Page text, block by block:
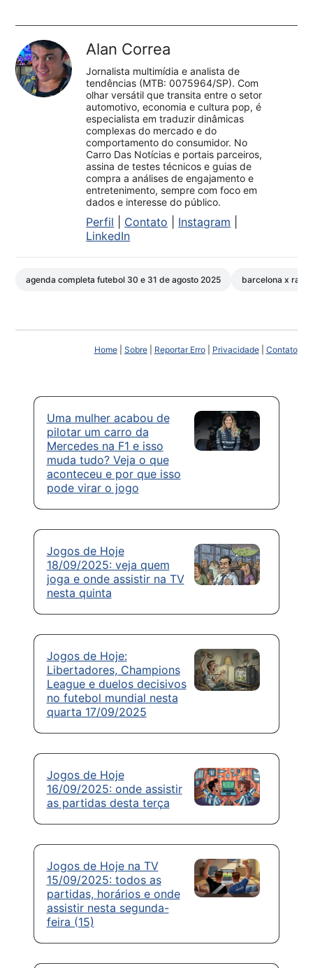
Alan Correa
Jornalista multimídia e analista de
tendências (MTB: 0075964/SP). Com
olhar versátil que transita entre o setor
automotivo, economia e cultura pop, é
especialista em traduzir dinâmicas
complexas do mercado e do
comportamento do consumidor. No
Carro Das Notícias e portais parceiros,
assina de testes técnicos e guias de
compra a análises de engajamento e
entretenimento, sempre com foco em
dados e interesse do público.
Perfil Contato Instagram
LinkedIn
agenda completa futebol 30 e 31 de agosto 2025 barcelona x rayo
Home| Sobre| Reportar Erro| Privacidade| Contato
Uma mulher acabou de
pilotar um carro da
Mercedes na F1 e isso
muda tudo? Veja o que
aconteceu e por que isso
pode virar o jogo
Jogos de Hoje
18/09/2025: veja quem
joga e onde assistir na TV
nesta quinta
Jogos de Hoje:
Libertadores, Champions
League e duelos decisivos
no futebol mundial nesta
quarta 17/09/2025
Jogos de Hoje
16/09/2025: onde assistir
as partidas desta terça
Jogos de Hoje na TV
15/09/2025: todos as
partidas, horários e onde
assistir nesta segunda-
feira (15)